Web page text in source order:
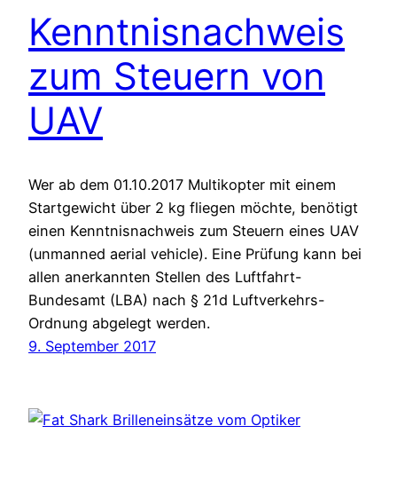
Kenntnisnachweis
zum Steuern von
UAV
Wer ab dem 01.10.2017 Multikopter mit einem
Startgewicht über 2 kg fliegen möchte, benötigt
einen Kenntnisnachweis zum Steuern eines UAV
(unmanned aerial vehicle). Eine Prüfung kann bei
allen anerkannten Stellen des Luftfahrt-
Bundesamt (LBA) nach § 21d Luftverkehrs-
Ordnung abgelegt werden.
9. September 2017